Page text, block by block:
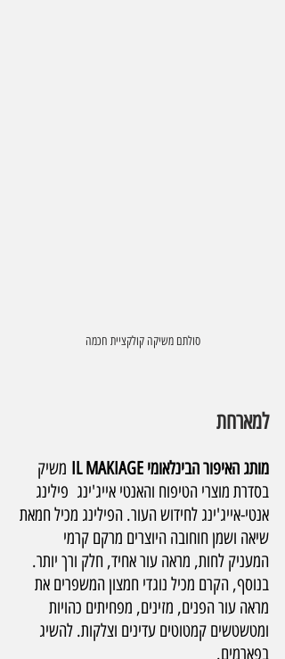
סולתם משיקה קולקציית חכמה
למארחת
מותג האיפור הבינלאומי IL MAKIAGE
משיק
בסדרת מוצרי הטיפוח והאנטי אייג'ינג  פילינג
אנטי-אייג'ינג לחידוש העור. הפילינג מכיל חמאת
שיאה ושמן חוחובה היוצרים מרקם קרמי
המעניק לחות, מראה עור אחיד, חלק ורך יותר.
בנוסף, הקרם מכיל נוגדי חמצון המשפרים את
מראה עור הפנים, מזינים, מפחיתים כהויות
ומטשטשים קמטוטים עדינים וצלקות. להשיג
בפארמים.